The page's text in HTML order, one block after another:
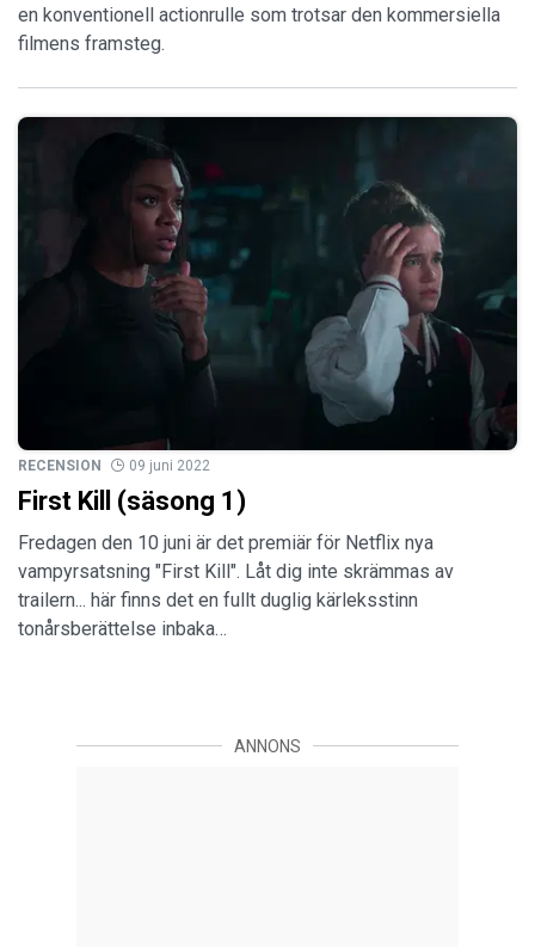
en konventionell actionrulle som trotsar den kommersiella
filmens framsteg.
RECENSION 09 juni 2022
First Kill (säsong 1)
Fredagen den 10 juni är det premiär för Netflix nya
vampyrsatsning "First Kill". Låt dig inte skrämmas av
trailern... här finns det en fullt duglig kärleksstinn
tonårsberättelse inbaka…
ANNONS